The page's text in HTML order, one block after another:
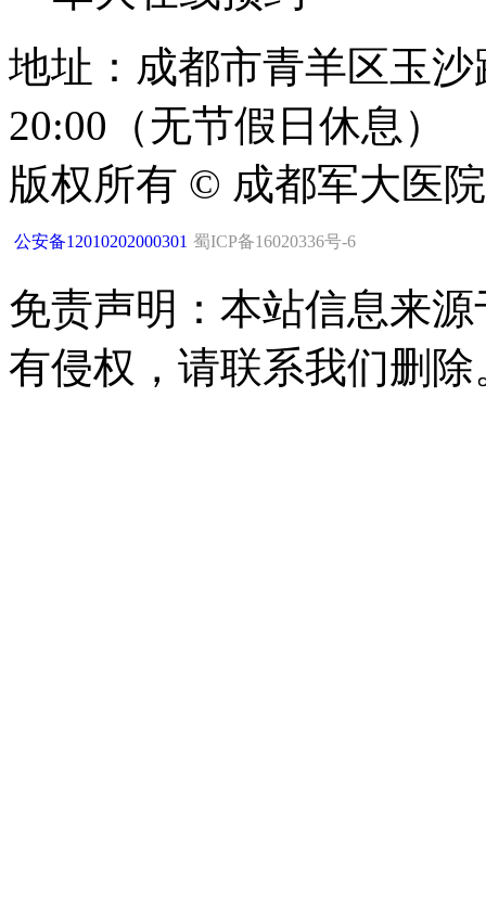
地址：成都市青羊区玉
20:00（无节假日休息）
版权所有 © 成都军大医
公安备12010202000301 蜀ICP备16020336号-6
免责声明：本站信息来
有侵权，请联系我们删除